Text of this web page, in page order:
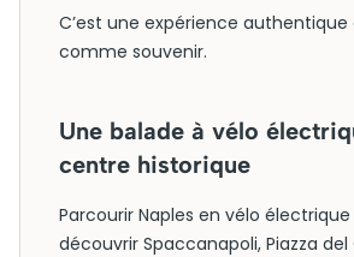
C’est une expérience
comme souvenir.
Une balade à vélo
centre historique
Parcourir Naples en vélo
découvrir Spaccanapoli, Piazza del